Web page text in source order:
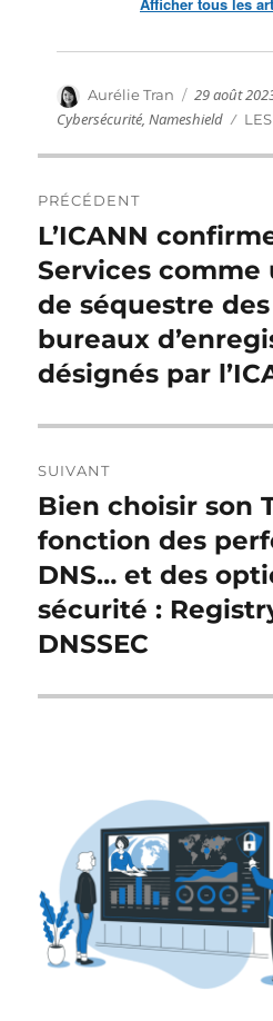
Auteur
Aurélie Tran Publié
le
29 août
Cybersécurité ,Nameshield
de
l’article
PRÉCÉDENT
Publication
précédente :
L’ICANN
Services
de séquestre
bureaux
désignés par
SUIVANT
Publication
suivante :
Bien choisir son
fonction des
DNS… et des
sécurité :
DNSSEC